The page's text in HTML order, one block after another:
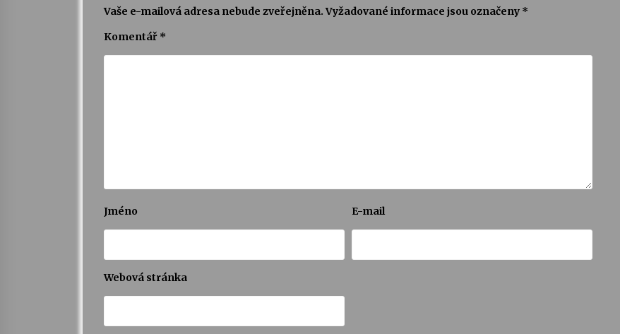
Vaše e-mailová adresa nebude zveřejněna. Vyžadované informace jsou označeny *
Komentář *
Jméno E-mail
Webová stránka